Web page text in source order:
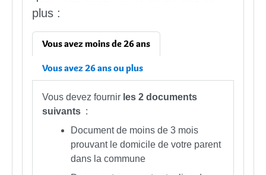
plus :
Vous avez moins de 26 ans
Vous avez 26 ans ou plus
Vous devez fournir les 2 documents
suivants :
Document de moins de 3 mois
prouvant le domicile de votre parent
dans la commune